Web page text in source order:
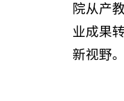
院从产
业成果
新视野